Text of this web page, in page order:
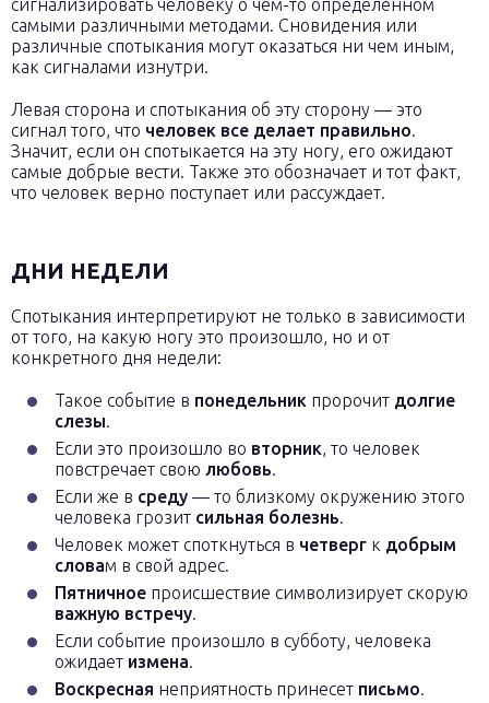
сигнализировать человеку о чем-то определенном
самыми различными методами. Сновидения или
различные спотыкания могут оказаться ни чем иным,
как сигналами изнутри.
Левая сторона и спотыкания об эту сторону — это
сигнал того, что человек все делает правильно.
Значит, если он спотыкается на эту ногу, его ожидают
самые добрые вести. Также это обозначает и тот факт,
что человек верно поступает или рассуждает.
ДНИ НЕДЕЛИ
Спотыкания интерпретируют не только в зависимости
от того, на какую ногу это произошло, но и от
конкретного дня недели:
Такое событие в понедельник пророчит долгие
слезы.
Если это произошло во вторник, то человек
повстречает свою любовь.
Если же в среду — то близкому окружению этого
человека грозит сильная болезнь.
Человек может споткнуться в четверг к добрым
словам в свой адрес.
Пятничное происшествие символизирует скорую
важную встречу.
Если событие произошло в субботу, человека
ожидает измена.
Воскресная неприятность принесет письмо.